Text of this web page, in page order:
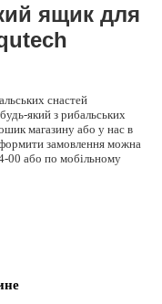
ящик для
снастей
який з рибальських
магазину або у нас в
замовлення можна
00 або по мобільному